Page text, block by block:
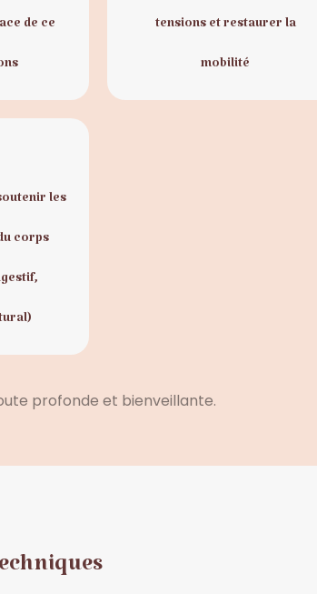
de ce tensions et restaurer la
mobilité
les
corps
profonde et bienveillante.